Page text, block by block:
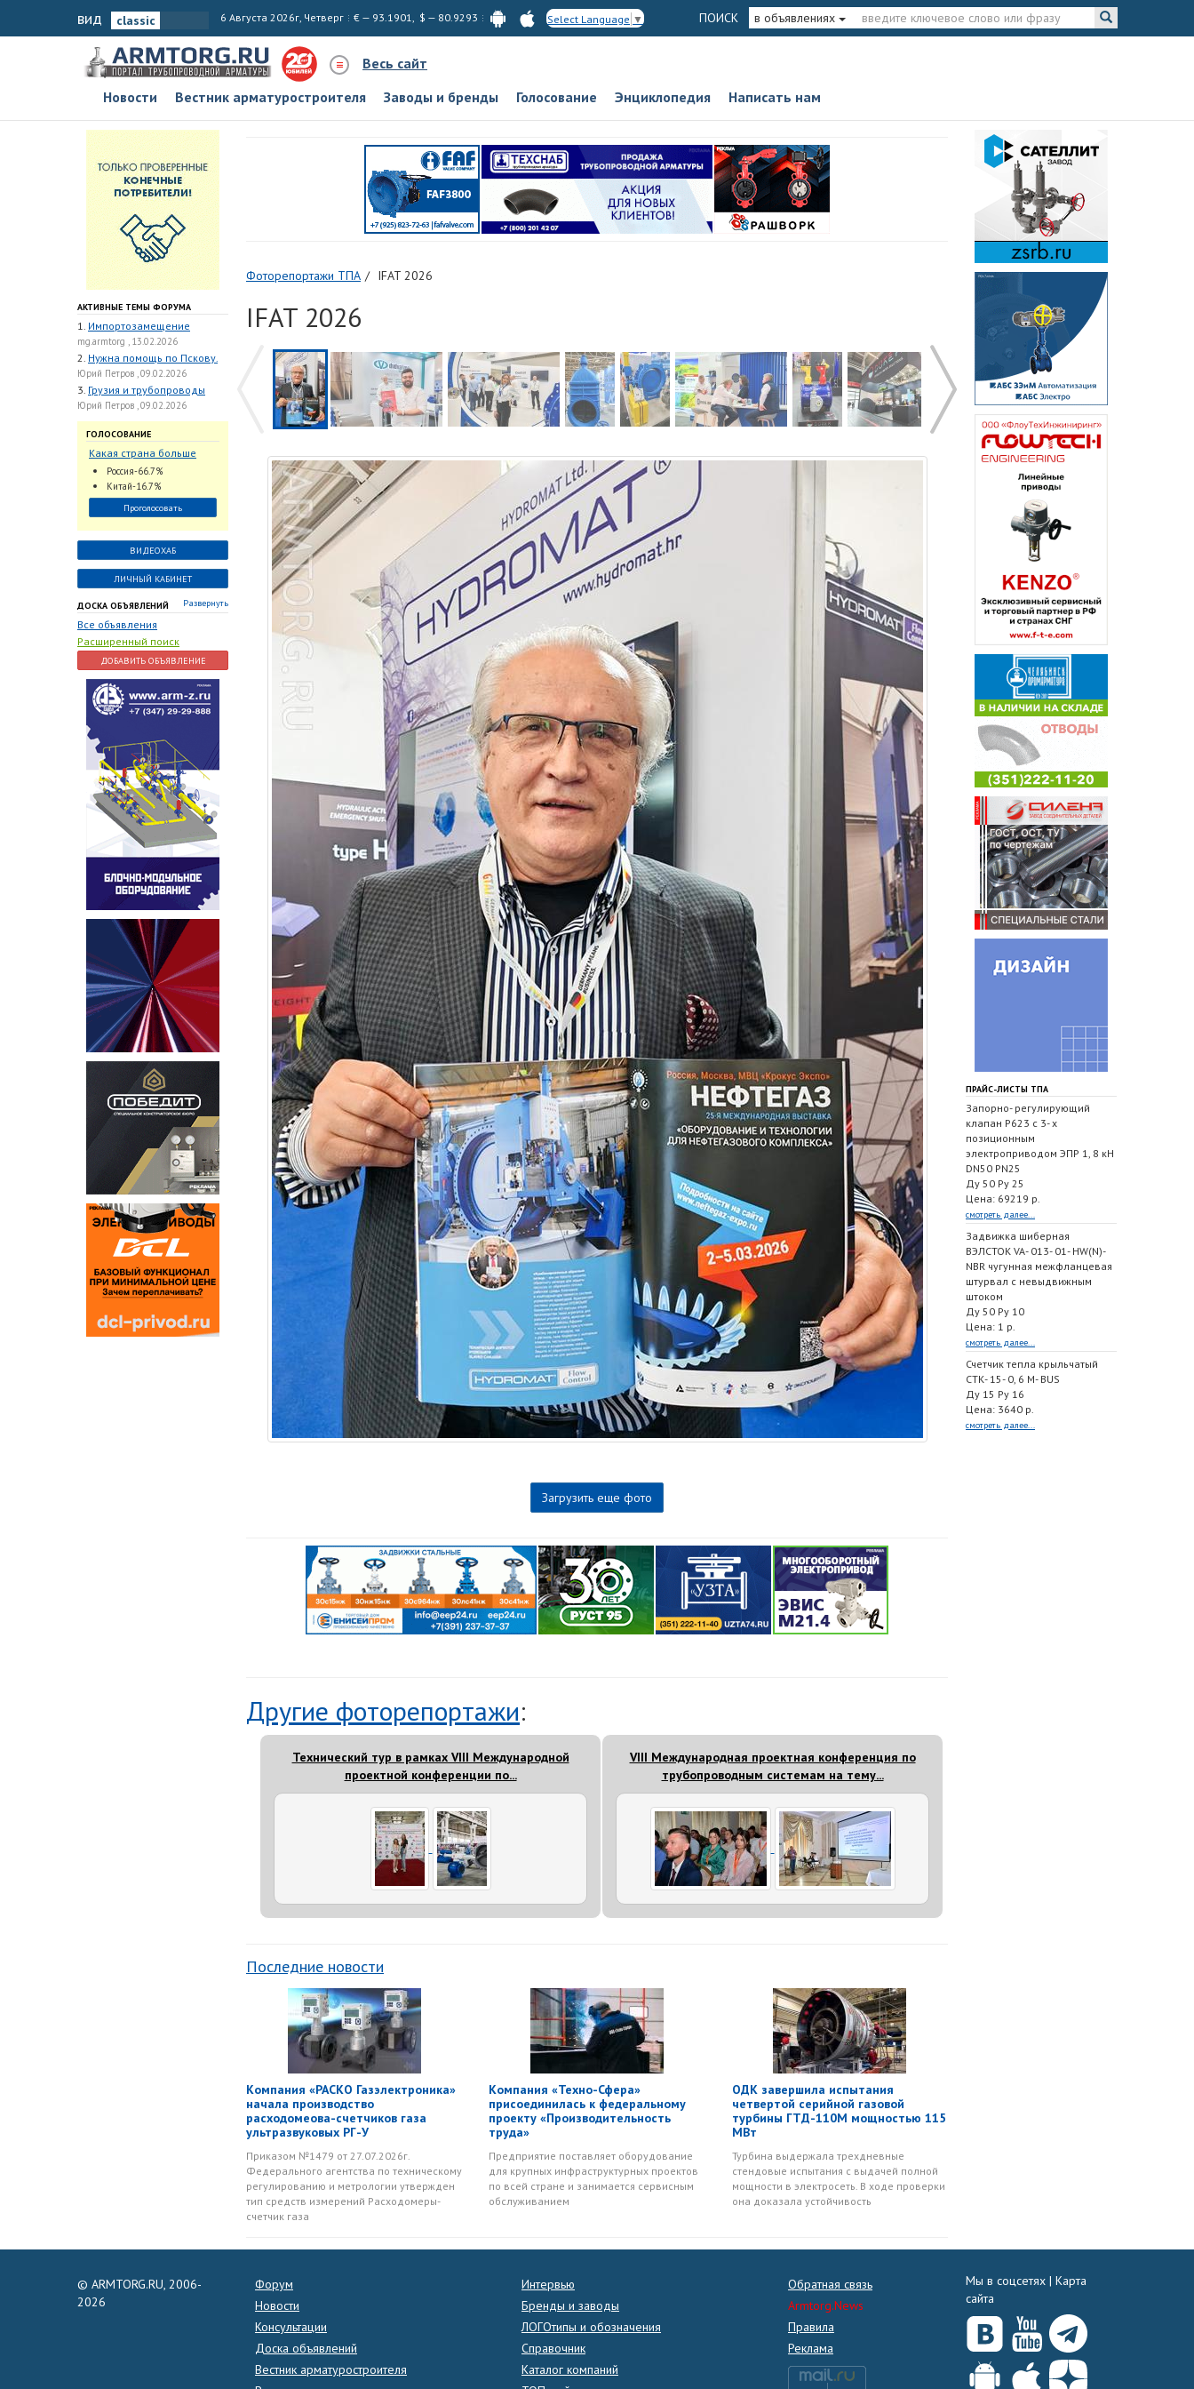
вид 6 Августа 2026г, Четверг € — 93.1901, $ — 80.9293 Select Language ▼ ПОИСК в объявлениях
Весь сайт
Новости
Вестник арматуростроителя Заводы и бренды Голосование Энциклопедия Написать нам
АКТИВНЫЕ ТЕМЫ ФОРУМА
1. Импортозамещение
mg.armtorg , 13.02.2026
2. Нужна помощь по Пскову.
Юрий Петров , 09.02.2026
3. Грузия и трубопроводы
Юрий Петров , 09.02.2026
ГОЛОСОВАНИЕ
Какая страна больше
всего поставляет
трубопроводную
арматуру в химическую
отрасль?
Россия-66.7%
Китай-16.7%
Проголосовать
ВИДЕОХАБ
ЛИЧНЫЙ КАБИНЕТ
ДОСКА ОБЪЯВЛЕНИЙ Развернуть
Все объявления
Расширенный поиск
ДОБАВИТЬ ОБЪЯВЛЕНИЕ
Фоторепортажи ТПА IFAT 2026
IFAT 2026
Загрузить еще фото
Другие фоторепортажи:
Технический тур в рамках VIII Международной
проектной конференции по...
VIII Международная проектная конференция по
трубопроводным системам на тему...
Последние новости
Компания «РАСКО Газэлектроника»
начала производство
расходомеова-счетчиков газа
ультразвуковых РГ-У
Приказом №1479 от 27.07.2026г.
Федерального агентства по техническому
регулированию и метрологии утвержден
тип средств измерений Расходомеры-
счетчик газа
Компания «Техно-Сфера»
присоединилась к федеральному
проекту «Производительность
труда»
Предприятие поставляет оборудование
для крупных инфраструктурных проектов
по всей стране и занимается сервисным
обслуживанием
ОДК завершила испытания
четвертой серийной газовой
турбины ГТД-110М мощностью 115
МВт
Турбина выдержала трехдневные
стендовые испытания с выдачей полной
мощности в электросеть. В ходе проверки
она доказала устойчивость
ПРАЙС-ЛИСТЫ ТПА
Запорно- регулирующий
клапан Р623 с 3- х
позиционным
электроприводом ЭПР 1, 8 кН
DN50 PN25
Ду 50 Ру 25
Цена: 69219 р.
смотреть далее...
Задвижка шиберная
ВЭЛСТОК VA- 013- 01- HW(N)-
NBR чугунная межфланцевая
штурвал с невыдвижным
штоком
Ду 50 Ру 10
Цена: 1 р.
смотреть далее...
Счетчик тепла крыльчатый
СТК- 15- 0, 6 M- BUS
Ду 15 Ру 16
Цена: 3640 р.
смотреть далее...
© ARMTORG.RU, 2006-
2026
Форум
Новости
Консультации
Доска объявлений
Вестник арматуростроителя
Интервью
Бренды и заводы
ЛОГОтипы и обозначения
Справочник
Каталог компаний
Обратная связь
Armtorg.News
Правила
Реклама
Мы в соцсетях | Карта
сайта